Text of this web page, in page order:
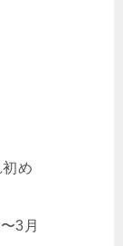
め
3月